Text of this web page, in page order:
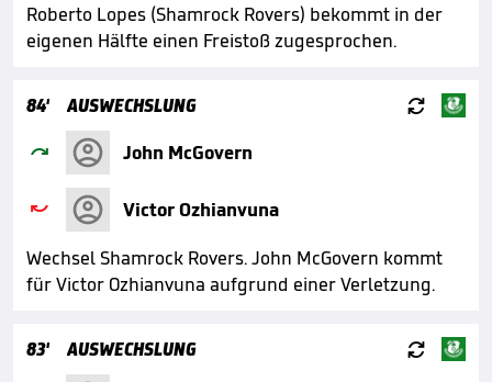
Roberto Lopes (Shamrock Rovers) bekommt in der
eigenen Hälfte einen Freistoß zugesprochen.
84' AUSWECHSLUNG 
 John McGovern

Victor Ozhianvuna
Wechsel Shamrock Rovers. John McGovern kommt
für Victor Ozhianvuna aufgrund einer Verletzung.
83' AUSWECHSLUNG 